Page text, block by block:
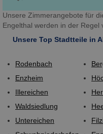
Unsere Zimmerangebote für
Engelthal werden in der Regel
Unsere Top Stadtteile in
Rodenbach
Enzheim
Illereichen
Waldsiedlung
Untereichen